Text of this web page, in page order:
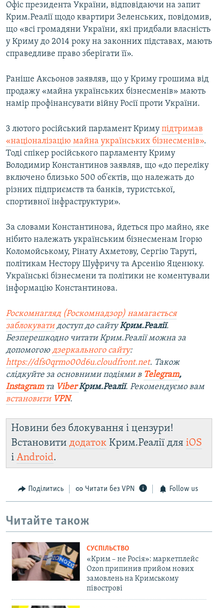
Офіс президента України, відповідаючи на запит
Крим.Реалії щодо квартири Зеленських, повідомив,
що «всі громадяни України, які придбали власність
у Криму до 2014 року на законних підставах, мають
справедливе право зберігати її».
Раніше Аксьонов заявляв, що у Криму грошима від
продажу «майна українських бізнесменів» мають
намір профінансувати війну Росії проти України.
3 лютого російський парламент Криму підтримав
«націоналізацію майна українських бізнесменів».
Тоді спікер російського парламенту Криму
Володимир Константинов заявляв, що «до переліку
включено близько 500 об'єктів, що належать до
різних підприємств та банків, туристської,
спортивної інфраструктури».
За словами Константинова, йдеться про майно, яке
нібито належать українським бізнесменам Ігорю
Коломойському, Рінату Ахметову, Сергію Таруті,
політикам Нестору Шуфричу та Арсенію Яценюку.
Українські бізнесмени та політики не коментували
інформацію Константинова.
Роскомнагляд (Роскомнадзор) намагається
заблокуватидоступ до сайтуКрим.Реалії.
Безперешкодно читати Крим.Реалії можна за
допомогою дзеркального сайту:
https://dfs0qrmo00d6u.cloudfront.net. Також
слідкуйте за основними подіями в Telegram,
Instagramта ViberКрим.Реалії. Рекомендуємо вам
встановити VPN.
Новини без блокування і цензури!
Встановити додаток Крим.Реалії для iOS
і Android.
Поділитись Читати без VPN Follow us
Читайте також
СУСПІЛЬСТВО
«Крим – не Росія»: маркетплейс
Ozon припинив прийом нових
замовлень на Кримському
півострові